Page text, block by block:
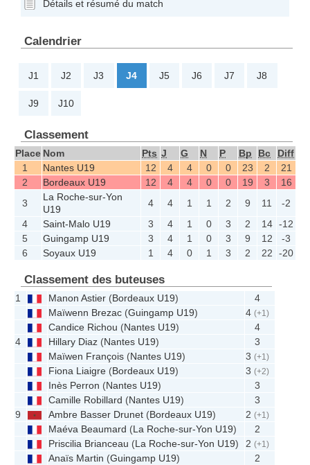
Détails et résumé du match
Calendrier
J1 J2 J3 J4 J5 J6 J7 J8
J9 J10
Classement
Place Nom Pts J G N P Bp Bc
Diff
1
Nantes U19 12 4 4 0 0 23 2
21
2
Bordeaux U19 12 4 4 0 0 19 3
16
3
La Roche-sur-Yon
U19
4 4 1 1 2 9 11
-2
4
Saint-Malo U19 3 4 1 0 3 2 14 -12
5
Guingamp U19 3 4 1 0 3 9 12
-3
6
Soyaux U19 1 4 0 1 3 2 22 -20
Classement des buteuses
1 Manon Astier (Bordeaux U19)
4
Maïwenn Brezac (Guingamp U19) 4(+1)
Candice Richou (Nantes U19)
4
4
Hillary Diaz (Nantes U19)
3
Maïwen François (Nantes U19) 3(+1)
Fiona Liaigre (Bordeaux U19) 3(+2)
Inès Perron (Nantes U19)
3
Camille Robillard (Nantes U19)
3
9
Ambre Basser Drunet (Bordeaux U19) 2(+1)
Maéva Beaumard (La Roche-sur-Yon U19)
2
Priscilia Brianceau (La Roche-sur-Yon U19) 2(+1)
Anaïs Martin (Guingamp U19)
2